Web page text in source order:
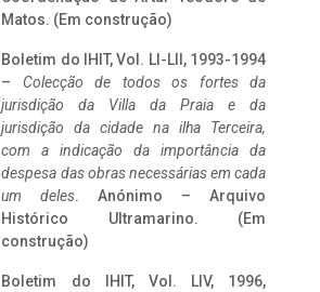
Matos. (Em construção)
Boletim do IHIT, Vol. LI-LII, 1993-1994
– Colecção de todos os fortes da
jurisdição da Villa da Praia e da
jurisdição da cidade na ilha Terceira,
com a indicação da importância da
despesa das obras necessárias em cada
um deles. Anónimo – Arquivo
Histórico Ultramarino. (Em
construção)
Boletim do IHIT, Vol. LIV, 1996,